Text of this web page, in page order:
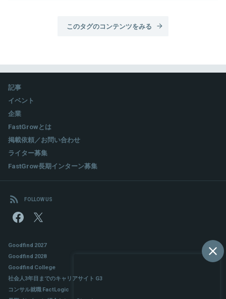
このタグのコンテンツをみる
記事
イベント
企業
FastGrowとは
掲載依頼／お問い合わせ
ライター募集
FastGrow長期インターン募集
FOLLOW US
Goodfind 2027
Goodfind 2028
Goodfind College
社会人3年目までのキャリアサイト G3
コンサル就職 FactLogic